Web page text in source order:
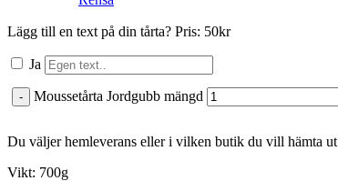
Lägg till en text på din tårta? Pris: 50kr
Ja
- Moussetårta Jordgubb mängd
Du väljer hemleverans eller i vilken butik du vill hämta
Vikt: 700g